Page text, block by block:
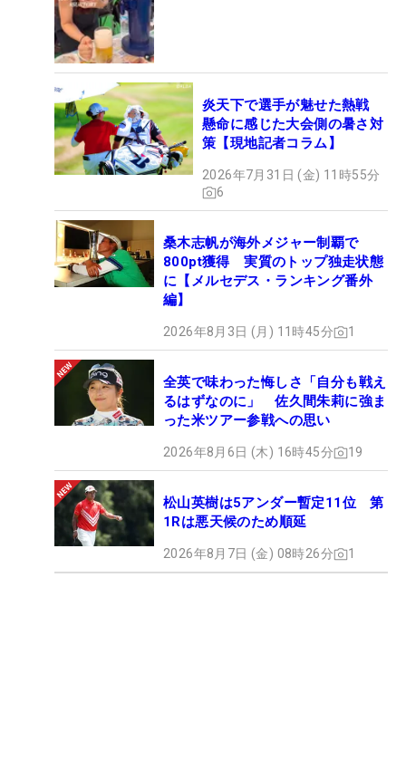
炎天下で選手が魅せた熱戦
懸命に感じた大会側の暑さ対
策【現地記者コラム】
2026年7月31日 (金) 11時55分
6
桑木志帆が海外メジャー制覇で
800pt獲得 実質のトップ独走状態
に【メルセデス・ランキング番外
編】
2026年8月3日 (月) 11時45分 1
全英で味わった悔しさ「自分も戦え
るはずなのに」 佐久間朱莉に強ま
った米ツアー参戦への思い
2026年8月6日 (木) 16時45分 19
松山英樹は5アンダー暫定11位 第
1Rは悪天候のため順延
2026年8月7日 (金) 08時26分 1